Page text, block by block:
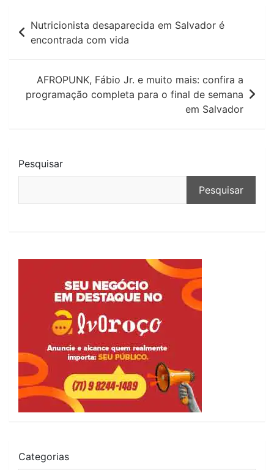
Navegação
de
Post
Nutricionista desaparecida em Salvador é
encontrada com vida
AFROPUNK, Fábio Jr. e muito mais: confira a
programação completa para o final de semana
em Salvador
Pesquisar
Pesquisar
Categorias